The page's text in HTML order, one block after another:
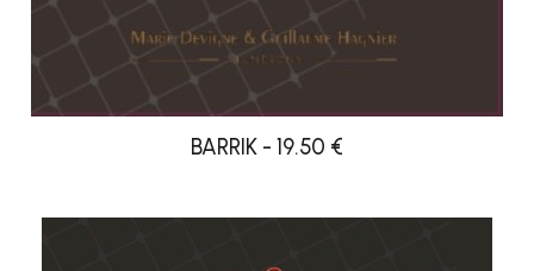
BARRIK - 19.50 €